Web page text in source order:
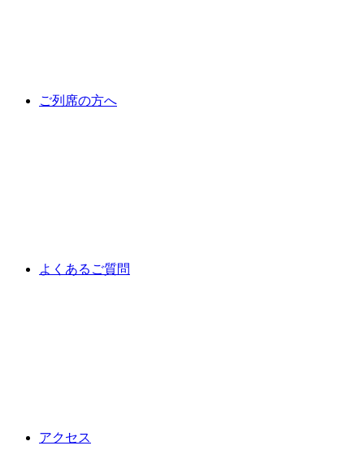
ご列席の方へ
よくあるご質問
アクセス